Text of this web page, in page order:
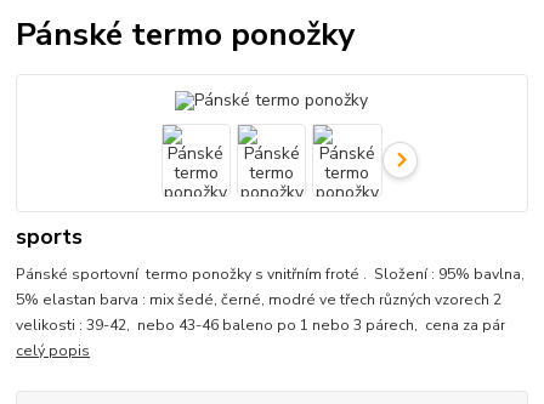
Pánské termo ponožky
sports
Pánské sportovní termo ponožky s vnitřním froté . Složení : 95% bavlna,
5% elastan barva : mix šedé, černé, modré ve třech různých vzorech 2
velikosti : 39-42, nebo 43-46 baleno po 1 nebo 3 párech, cena za pár
celý popis